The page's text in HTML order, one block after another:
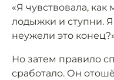
«Я чувствовала,
лодыжки и ступни.
неужели это
Но затем правило
сработало. Он